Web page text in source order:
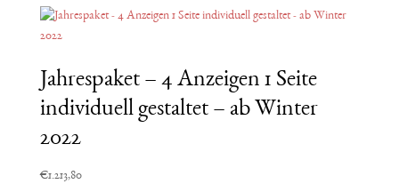
Jahrespaket – 4 Anzeigen 1 Seite
individuell gestaltet – ab Winter
2022
€1.213,80